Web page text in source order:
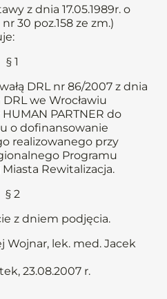
z dnia 17.05.1989r. o
30 poz.158 ze zm.)
§ 1
DRL nr 86/2007 z dnia
we Wrocławiu
PARTNER do
o dofinansowanie
realizowanego przy
Programu
Rewitalizacja.
§ 2
z dniem podjęcia.
Wojnar, lek. med. Jacek
23.08.2007 r.